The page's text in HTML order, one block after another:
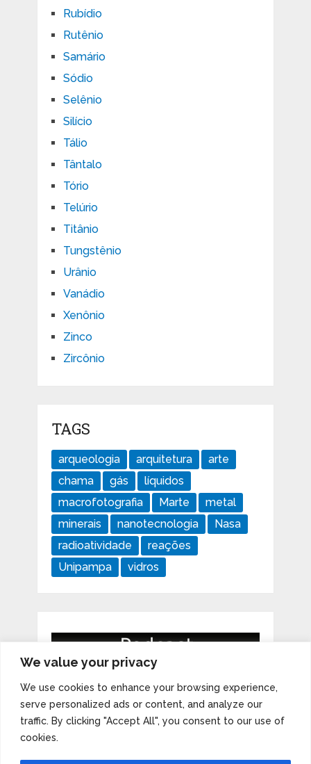
We value your privacy
We use cookies to enhance your browsing experience,
serve personalized ads or content, and analyze our
traffic. By clicking "Accept All", you consent to our use of
cookies.
Rubídio
Rutênio
Samário
Sódio
Selênio
Silício
Tálio
Tântalo
Tório
Telúrio
Titânio
Tungstênio
Urânio
Vanádio
Xenônio
Zinco
Zircônio
TAGS
arqueologia arquitetura
arte
chama
gás
líquidos
macrofotografia
Marte
metal
minerais
nanotecnologia
Nasa
radioatividade
reações
Unipampa
vidros